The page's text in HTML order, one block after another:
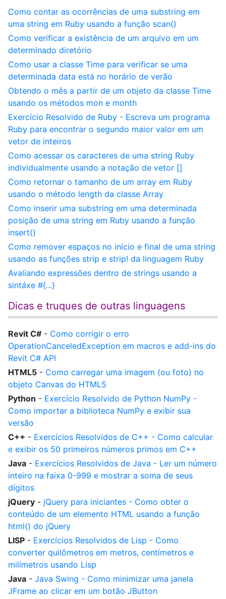
Como contar as ocorrências de uma substring em
uma string em Ruby usando a função scan()
Como verificar a existência de um arquivo em um
determinado diretório
Como usar a classe Time para verificar se uma
determinada data está no horário de verão
Obtendo o mês a partir de um objeto da classe Time
usando os métodos mon e month
Exercício Resolvido de Ruby - Escreva um programa
Ruby para encontrar o segundo maior valor em um
vetor de inteiros
Como acessar os caracteres de uma string Ruby
individualmente usando a notação de vetor []
Como retornar o tamanho de um array em Ruby
usando o método length da classe Array
Como inserir uma substring em uma determinada
posição de uma string em Ruby usando a função
insert()
Como remover espaços no início e final de uma string
usando as funções strip e strip! da linguagem Ruby
Avaliando expressões dentro de strings usando a
sintáxe #{...}
Dicas e truques de outras linguagens
Revit C# - Como corrigir o erro
OperationCanceledException em macros e add-ins do
Revit C# API
HTML5 - Como carregar uma imagem (ou foto) no
objeto Canvas do HTML5
Python - Exercício Resolvido de Python NumPy -
Como importar a biblioteca NumPy e exibir sua
versão
C++ - Exercícios Resolvidos de C++ - Como calcular
e exibir os 50 primeiros números primos em C++
Java - Exercícios Resolvidos de Java - Ler um número
inteiro na faixa 0-999 e mostrar a soma de seus
dígitos
jQuery - jQuery para iniciantes - Como obter o
conteúdo de um elemento HTML usando a função
html() do jQuery
LISP - Exercícios Resolvidos de Lisp - Como
converter quilômetros em metros, centímetros e
milímetros usando Lisp
Java - Java Swing - Como minimizar uma janela
JFrame ao clicar em um botão JButton